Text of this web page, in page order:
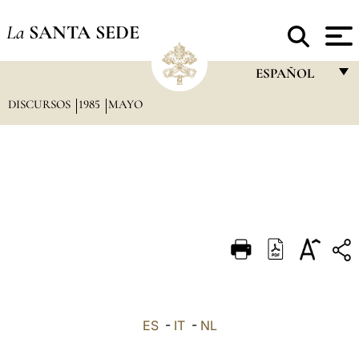
La SANTA SEDE
ESPAÑOL
DEUTSCH
DISCURSOS 1985 MAYO
ES- IT- NL